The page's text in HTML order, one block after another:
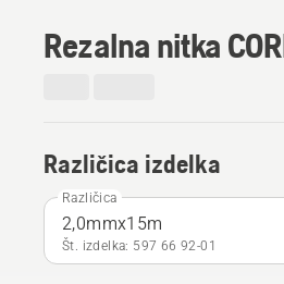
Rezalna nitka
Različica izdelka
Različica
2,0mmx15m
Št. izdelka: 597 66 92‑01